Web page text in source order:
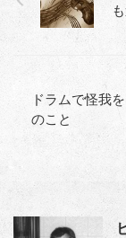
ドラムで怪我
のこと